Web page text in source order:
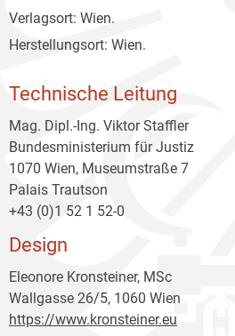
Verlagsort: Wien.
Herstellungsort: Wien.
Technische Leitung
Mag. Dipl.-Ing. Viktor Staffler
Bundesministerium für Justiz
1070 Wien, Museumstraße 7
Palais Trautson
+43 (0)1 52 1 52-0
Design
Eleonore Kronsteiner, MSc
Wallgasse 26/5, 1060 Wien
https://www.kronsteiner.eu